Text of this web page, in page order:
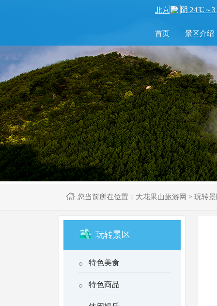
首页 景区介绍
您当前所在位置： 大花果山旅游网 > 玩转
玩转景区
特色美食
特色商品